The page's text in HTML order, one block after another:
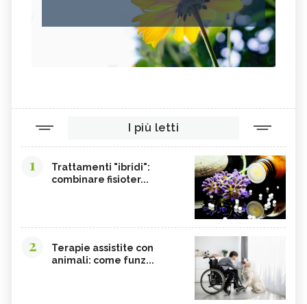
I più letti
1
Trattamenti "ibridi":
combinare fisioter...
2
Terapie assistite con
animali: come funz...